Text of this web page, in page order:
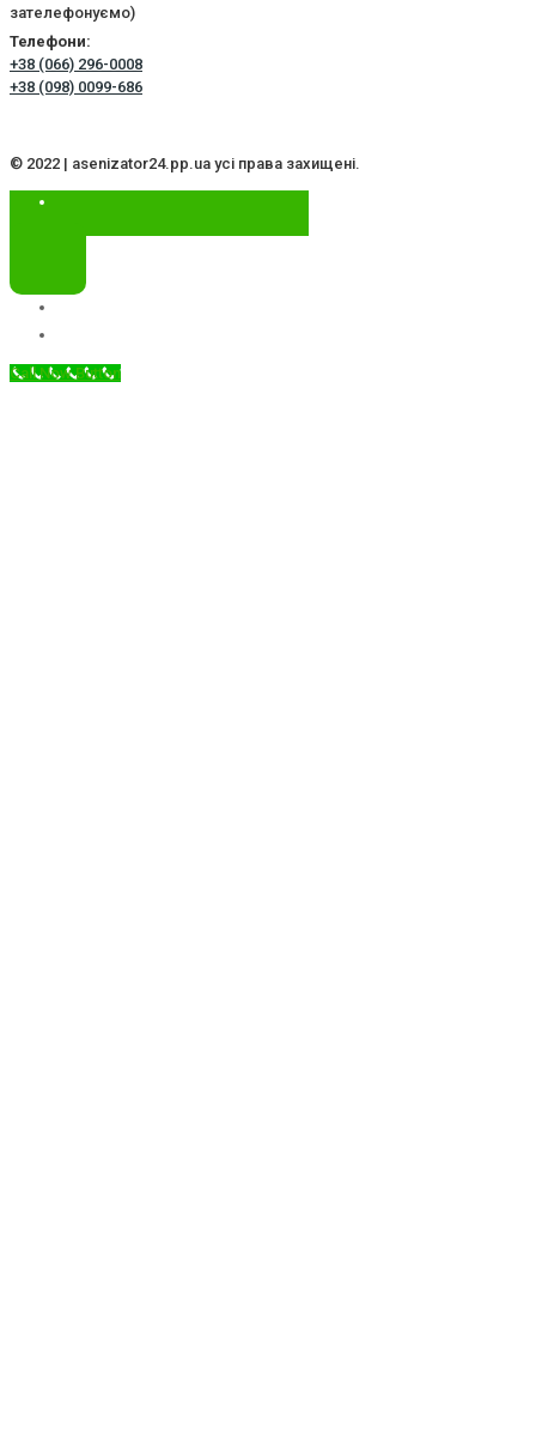
зателефонуємо)
Телефони:
+38 (066) 296-0008
+38 (098) 0099-686
© 2022 | asenizator24.pp.ua усі права захищені.
Call Now Button